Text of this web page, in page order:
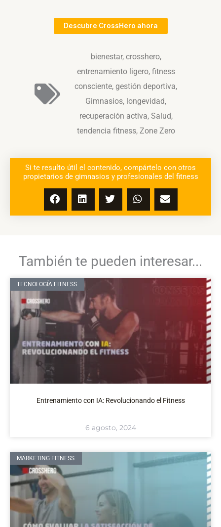
Descubre CrossHero ahora
bienestar, crosshero,
entrenamiento ligero, fitness
consciente, gestión deportiva,
Gimnasios, longevidad,
recuperación activa, Salud,
tendencia fitness, Zone Zero
Si te resulto útil el contenido, compártelo con otros
propietarios de gimnasios y profesionales del fitness
También te pueden interesar...
TECNOLOGÍA FITNESS
Entrenamiento con IA: Revolucionando el Fitness
6 agosto, 2024
MARKETING FITNESS